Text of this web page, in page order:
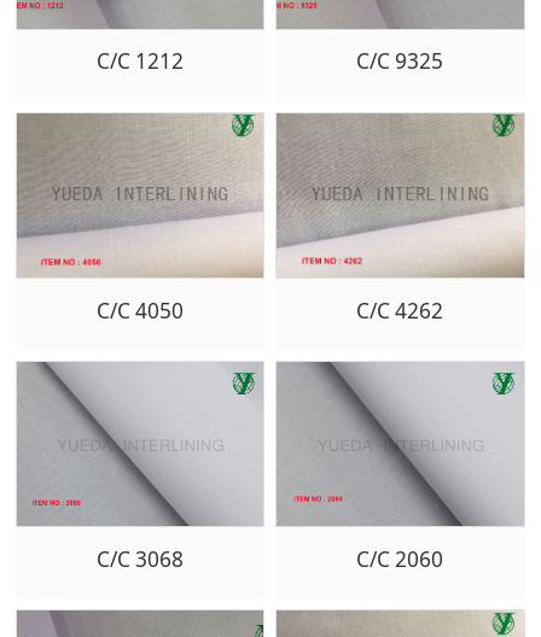
C/C 1212 C/C 9325
C/C 4050 C/C 4262
C/C 3068 C/C 2060